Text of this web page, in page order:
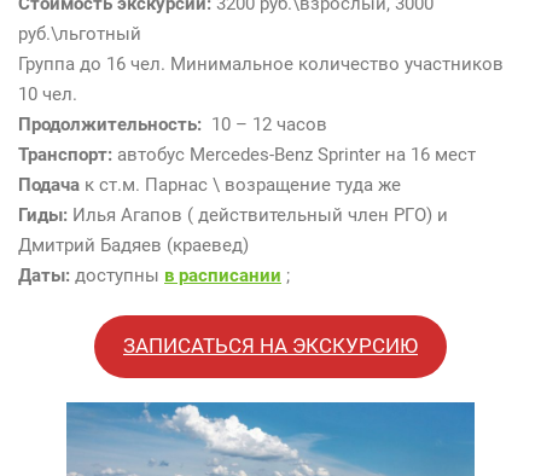
руб.\льготный
Группа до 16 чел. Минимальное количество участников
10 чел.
Продолжительность: 10 – 12 часов
Транспорт: автобус Mercedes-Benz Sprinter на 16 мест
Подача к ст.м. Парнас \ возращение туда же
Гиды: Илья Агапов ( действительный член РГО) и
Дмитрий Бадяев (краевед)
Даты: доступны в расписании ;
ЗАПИСАТЬСЯ НА ЭКСКУРСИЮ